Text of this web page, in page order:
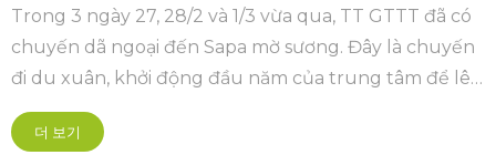
Trong 3 ngày 27, 28/2 và 1/3 vừa qua, TT GTTT đã có
chuyến dã ngoại đến Sapa mờ sương. Đây là chuyến
đi du xuân, khởi động đầu năm của trung tâm để lên
dây cót tinh thần cho các thành viên sau kỳ nghỉ
Tết...더 보기